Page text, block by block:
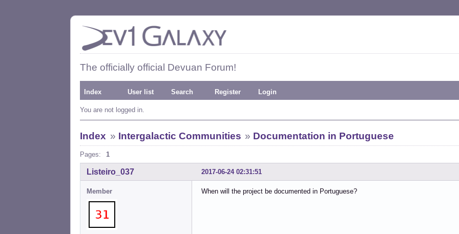
The officially official Devuan Forum!
Index User list Search Register Login
You are not logged in.
Index » Intergalactic Communities » Documentation in Portuguese
Pages: 1
2017-06-24 02:31:51
Listeiro_037
Member When will the project be documented in Portuguese?